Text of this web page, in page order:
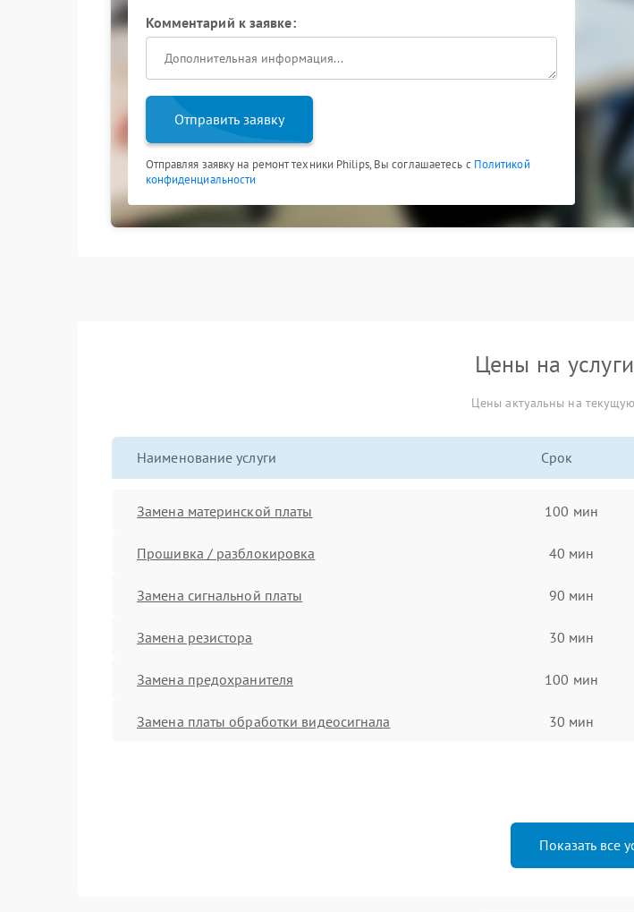
Комментарий к заявке:
Отправить заявку
Отправляя заявку на ремонт техники Philips, Вы соглашаетесь с Политикой
конфиденциальности
Цены на
Цены актуальны на
Наименование услуги Срок
Замена материнской платы 100 мин
Прошивка / разблокировка 40 мин
Замена сигнальной платы 90 мин
Замена резистора 30 мин
Замена предохранителя 100 мин
Замена платы обработки видеосигнала 30 мин
Показать все